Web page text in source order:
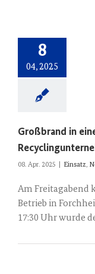
8
04, 2025
Großbrand in
08. Apr. 2025 Einsatz,
Am Freitagabend
Betrieb in
17:30 Uhr wurde